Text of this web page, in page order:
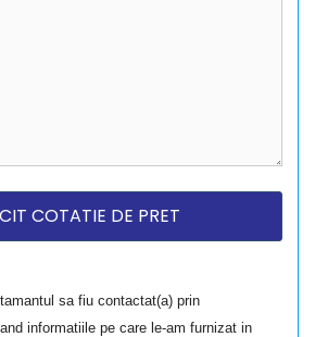
sa fiu contactat(a) prin
informatiile pe care le-am furnizat in